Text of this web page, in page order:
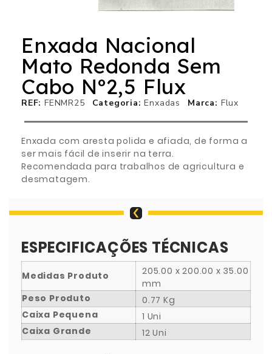
Enxada Nacional
Mato Redonda Sem
Cabo Nº2,5 Flux
REF FENMR25 Categoria Enxadas Marca Flux
Enxada com aresta polida e afiada, de forma a
ser mais fácil de inserir na terra.
Recomendada para trabalhos de agricultura e
desmatagem.
ESPECIFICAÇÕES TÉCNICAS
Medidas Produto
205.00 x 200.00 x 35.00
mm
Peso Produto
0.77 Kg
Caixa Pequena
1 Uni
Caixa Grande
12 Uni